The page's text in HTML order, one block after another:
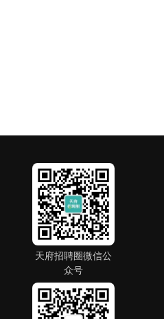
天府招聘圈微信公
众号